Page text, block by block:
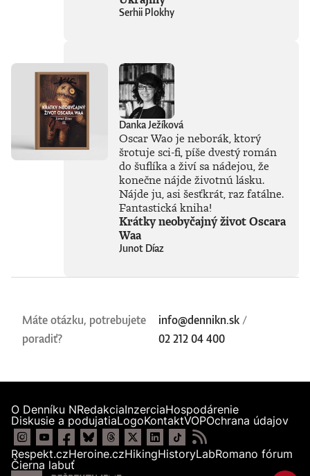
Serhii Plokhy
Danka Ježíková
Oscar Wao je neborák, ktorý
šrotuje sci-fi, píše dvestý román
do šuflíka a živí sa nádejou, že
konečne nájde životnú lásku.
Nájde ju, asi šesťkrát, raz fatálne.
Fantastická kniha!
Krátky neobyčajný život Oscara
Waa
Junot Díaz
Máte otázku, potrebujete
poradiť?
info@dennikn.sk /
02 212 04 400
O Denníku NRedakciaInzerciaHospodárenie
Diskusie a podujatiaLogoKontaktVOPOchrana údajov
Respekt.czHeroine.czHikingHistoryLabRomano fórum
Čierna labuť